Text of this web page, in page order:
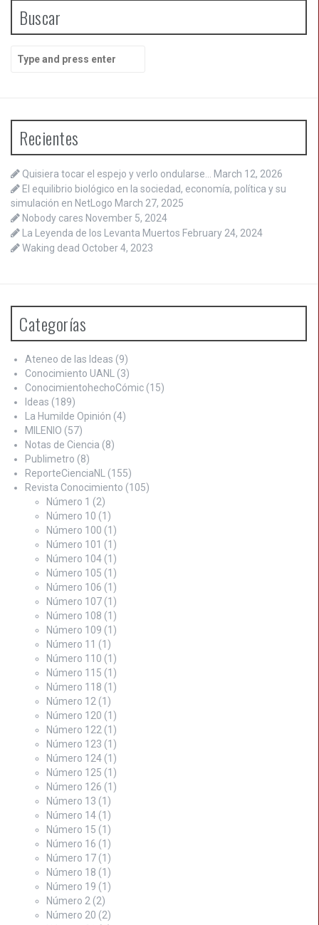
Buscar
for:
Recientes
Quisiera tocar el espejo y verlo ondularse…
March 12, 2026
El equilibrio biológico en la sociedad, economía, política y su
simulación en NetLogo March 27, 2025
Nobody cares November 5, 2024
La Leyenda de los Levanta Muertos February 24, 2024
Waking dead October 4, 2023
Categorías
Ateneo de las Ideas (9)
Conocimiento UANL
(3)
ConocimientohechoCómic (15)
Ideas (189)
La Humilde Opinión (4)
MILENIO (57)
Notas de Ciencia (8)
Publimetro (8)
ReporteCienciaNL
(155)
Revista Conocimiento (105)
Número 1 (2)
Número 10 (1)
Número 100 (1)
Número 101 (1)
Número 104 (1)
Número 105 (1)
Número 106 (1)
Número 107 (1)
Número 108 (1)
Número 109 (1)
Número 11 (1)
Número 110 (1)
Número 115 (1)
Número 118 (1)
Número 12 (1)
Número 120 (1)
Número 122 (1)
Número 123 (1)
Número 124 (1)
Número 125 (1)
Número 126 (1)
Número 13 (1)
Número 14 (1)
Número 15 (1)
Número 16 (1)
Número 17 (1)
Número 18 (1)
Número 19 (1)
Número 2 (2)
Número 20 (2)